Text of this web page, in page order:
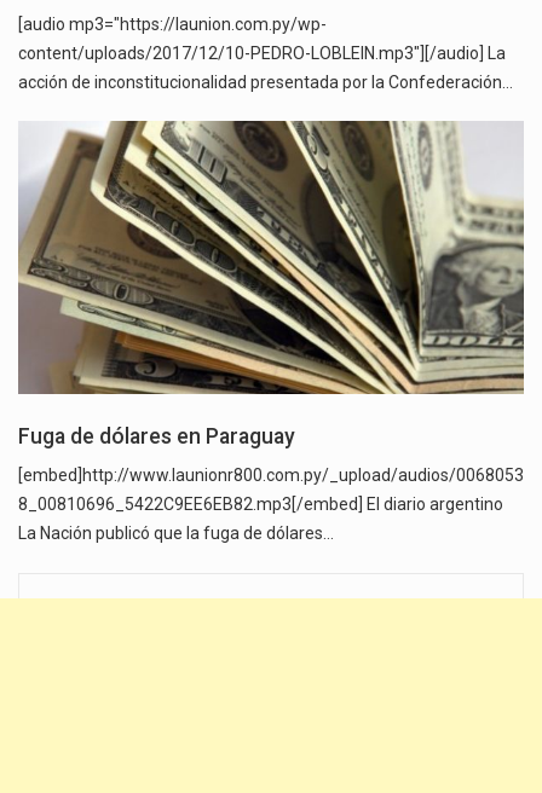
[audio mp3="https://launion.com.py/wp-
content/uploads/2017/12/10-PEDRO-LOBLEIN.mp3"][/audio] La
acción de inconstitucionalidad presentada por la Confederación…
Fuga de dólares en Paraguay
[embed]http://www.launionr800.com.py/_upload/audios/0068053
8_00810696_5422C9EE6EB82.mp3[/embed] El diario argentino
La Nación publicó que la fuga de dólares…